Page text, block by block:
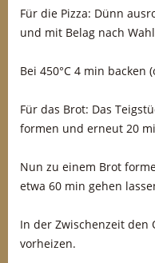
Für die Pizza: Dünn
und mit Belag nach
Bei 450°C 4 min backen
Für das Brot: Das
formen und erneut 20
Nun zu einem Brot
etwa 60 min gehen
In der Zwischenzeit den
vorheizen.